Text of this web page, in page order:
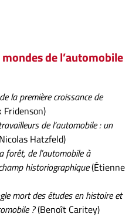
de l’automobile
la première croissance de
de l’automobile : un
Hatzfeld)
forêt, de l’automobile à
historiographique(Étienne
mort des études en histoire et
?(Benoît Caritey)